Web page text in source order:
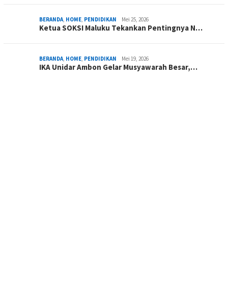
BERANDA, HOME, PENDIDIKAN Mei 25, 2026
Ketua SOKSI Maluku Tekankan Pentingnya N…
BERANDA, HOME, PENDIDIKAN Mei 19, 2026
IKA Unidar Ambon Gelar Musyawarah Besar,…